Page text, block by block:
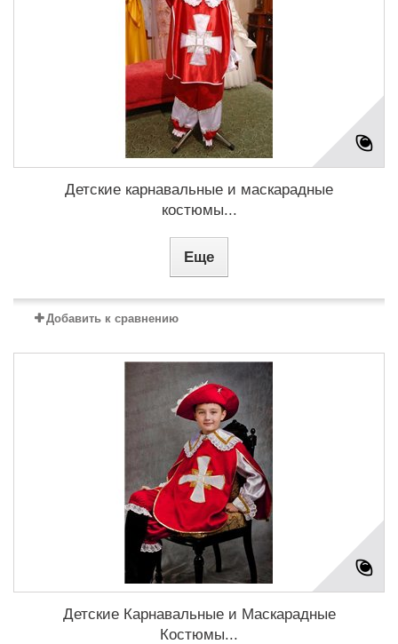
Детские карнавальные и маскарадные
костюмы...
Еще
Добавить к сравнению
Детские Карнавальные и Маскарадные
Костюмы...